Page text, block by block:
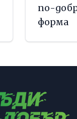
по-
форма